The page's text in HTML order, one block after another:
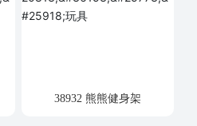
38932 熊熊健身架